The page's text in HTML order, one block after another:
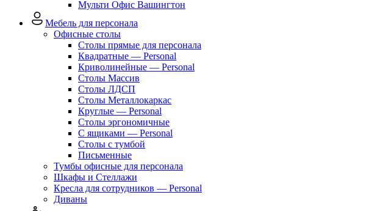
Мульти Офис Вашингтон
Мебель для персонала
Офисные столы
Столы прямые для персонала
Квадратные — Personal
Криволинейные — Personal
Столы Массив
Столы ЛДСП
Столы Металлокаркас
Круглые — Personal
Столы эргономичные
С ящиками — Personal
Столы с тумбой
Письменные
Тумбы офисные для персонала
Шкафы и Стеллажи
Кресла для сотрудников — Personal
Диваны